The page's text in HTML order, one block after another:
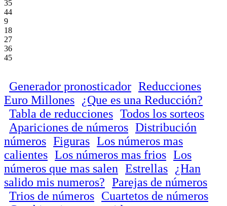
35
44
9
18
27
36
45
Generador pronosticador Reducciones
Euro Millones
¿Que es una Reducción?
Tabla de reducciones Todos los sorteos
Apariciones de números Distribución
números Figuras Los números mas
calientes Los números mas frios Los
números que mas salen Estrellas
¿Han
salido mis numeros? Parejas de números
Trios de números Cuartetos de números